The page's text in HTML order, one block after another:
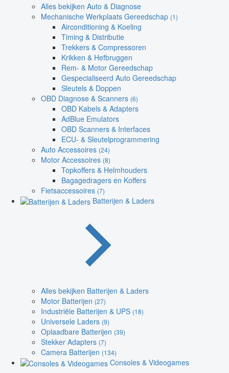
Alles bekijken Auto & Diagnose
Mechanische Werkplaats Gereedschap (1)
Airconditioning & Koeling
Timing & Distributie
Trekkers & Compressoren
Krikken & Hefbruggen
Rem- & Motor Gereedschap
Gespecialiseerd Auto Gereedschap
Sleutels & Doppen
OBD Diagnose & Scanners (6)
OBD Kabels & Adapters
AdBlue Emulators
OBD Scanners & Interfaces
ECU- & Sleutelprogrammering
Auto Accessoires (24)
Motor Accessoires (8)
Topkoffers & Helmhouders
Bagagedragers en Koffers
Fietsaccessoires (7)
Batterijen & Laders
Alles bekijken Batterijen & Laders
Motor Batterijen (27)
Industriële Batterijen & UPS (18)
Universele Laders (9)
Oplaadbare Batterijen (39)
Stekker Adapters (7)
Camera Batterijen (134)
Consoles & Videogames